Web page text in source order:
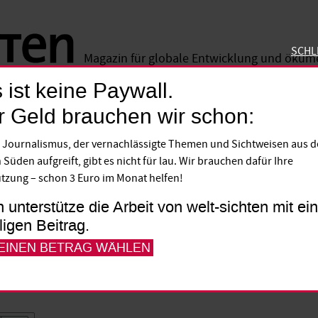
Magazin für globale Entwicklung und
Modeverkäuferinnen und
als man denkt. Beide Seiten
und höhere Löhne.
Sebastian Drescher
ist keine Paywall.
Geld brauchen wir schon:
Journalismus, der vernachlässigte Themen und Sichtweisen aus
Süden aufgreift, gibt es nicht für lau. Wir brauchen dafür Ihre
– schon 3 Euro im Monat helfen!
unterstütze die Arbeit von welt-sichten mit
Beitrag.
BETRAG WÄHLEN